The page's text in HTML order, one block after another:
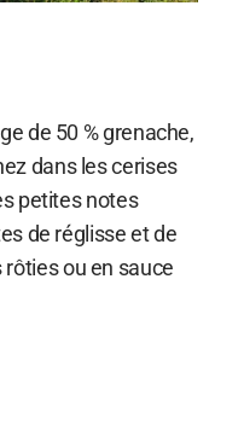
de 50 % grenache,
dans les cerises
petites notes
de réglisse et de
ou en sauce